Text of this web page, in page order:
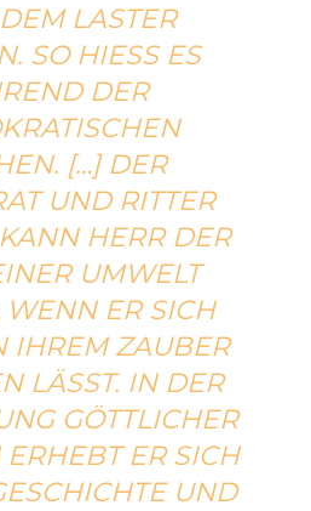
LASTER
SO HIESS ES W
DER A
E
[…] DER A
UND RITTER S
HERR DER W
UMWELT W
ER SICH N
ZAUBER E
IN DER N
GÖTTLICHER T
ER SICH Ü
UND G